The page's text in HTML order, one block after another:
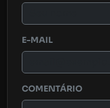
E-MAIL
COMENTÁRIO